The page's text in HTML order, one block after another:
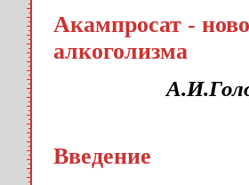
Акампросат -
алкоголизма
Введение